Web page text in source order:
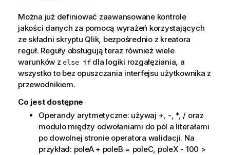
Można już definiować zaawansowane kontrole
jakości danych za pomocą wyrażeń korzystających
ze składni skryptu Qlik, bezpośrednio z kreatora
reguł. Reguły obsługują teraz również wiele
warunków z else ifdla logiki rozgałęziania, a
wszystko to bez opuszczania interfejsu użytkownika z
przewodnikiem.
Co jest dostępne
Operandy arytmetyczne: używaj +, -, *, / oraz
modulo między odwołaniami do pól a literałami
po dowolnej stronie operatora walidacji. Na
przykład: poleA + poleB = poleC, poleX - 100 >